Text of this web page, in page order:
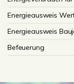
Energieausweis
Energieausweis
Befeuerung